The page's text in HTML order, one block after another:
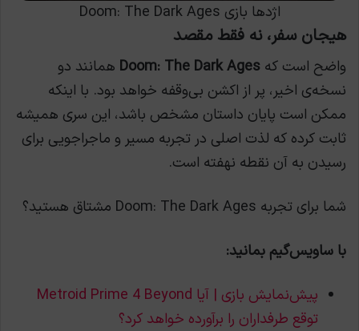
اژدها بازی Doom: The Dark Ages
هیجان سفر، نه فقط مقصد
واضح است که Doom: The Dark Ages همانند دو
نسخه‌ی اخیر، پر از اکشن بی‌وقفه خواهد بود. با اینکه
ممکن است پایان داستان مشخص باشد، این سری همیشه
ثابت کرده که لذت اصلی در تجربه مسیر و ماجراجویی برای
رسیدن به آن نقطه نهفته است.
شما برای تجربه Doom: The Dark Ages مشتاق هستید؟
با ساویس‌گیم بمانید:
پیش‌نمایش بازی | آیا Metroid Prime 4 Beyond
توقع طرفداران را برآورده خواهد کرد؟